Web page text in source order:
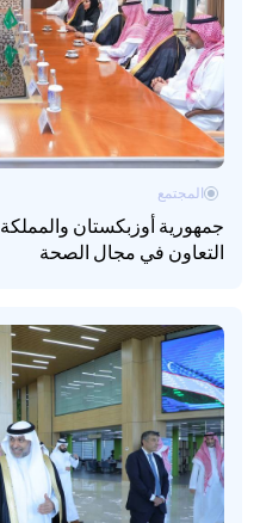
جمهورية أوزبكستان
التعاون في مجال الصحة
المجتمع